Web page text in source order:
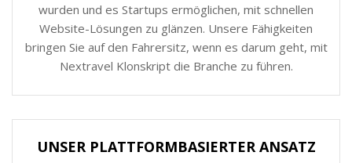
wurden und es Startups ermöglichen, mit schnellen
Website-Lösungen zu glänzen. Unsere Fähigkeiten
bringen Sie auf den Fahrersitz, wenn es darum geht, mit
Nextravel Klonskript die Branche zu führen.
UNSER PLATTFORMBASIERTER ANSATZ